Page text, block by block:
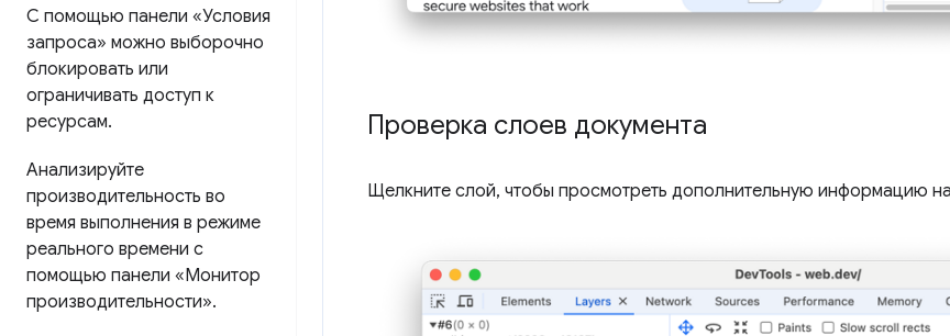
С помощью панели «Условия
запроса» можно выборочно
блокировать или
ограничивать доступ к
ресурсам.
Анализируйте
производительность во
время выполнения в режиме
реального времени с
помощью панели «Монитор
производительности».
Проверка слоев документа
Щелкните слой, чтобы просмотреть дополнительную информацию